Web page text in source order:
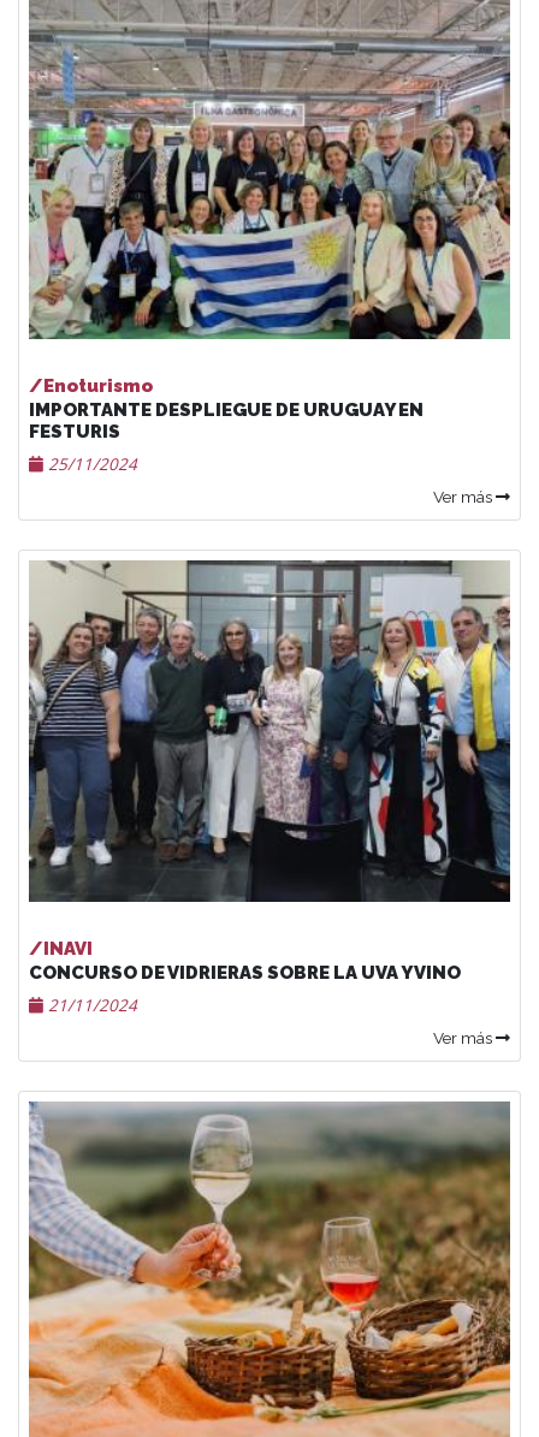
/Enoturismo
IMPORTANTE DESPLIEGUE DE URUGUAY EN
FESTURIS
25/11/2024
Ver más
/INAVI
CONCURSO DE VIDRIERAS SOBRE LA UVA Y VINO
21/11/2024
Ver más